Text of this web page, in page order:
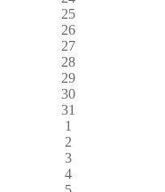
25
26
27
28
29
30
31
1
2
3
4